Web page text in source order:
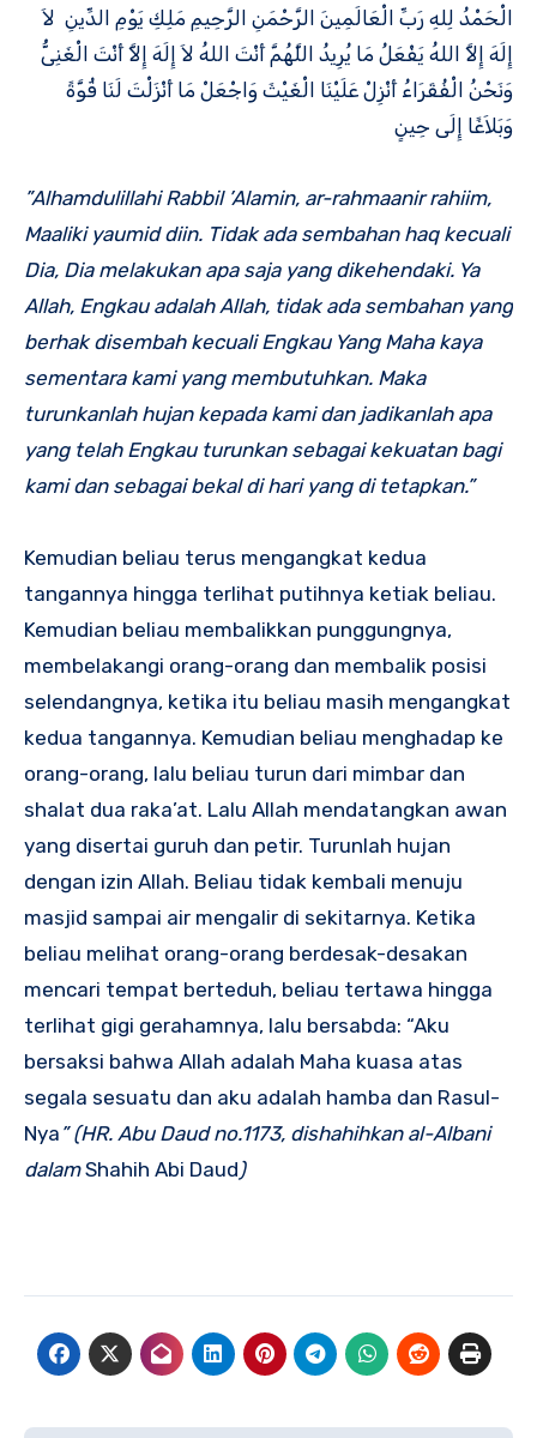
الْحَمْدُ لِلهِ رَبِّ الْعَالَمِينَ الرَّحْمَنِ الرَّحِيمِ مَلِكِ يَوْمِ الدِّينِ لاَ
إِلَهَ إِلاَّ اللهُ يَفْعَلُ مَا يُرِيدُ اللَّهُمَّ أَنْتَ اللهُ لاَ إِلَهَ إِلاَّ أَنْتَ الْغَنِىُّ
وَنَحْنُ الْفُقَرَاءُ أَنْزِلْ عَلَيْنَا الْغَيْثَ وَاجْعَلْ مَا أَنْزَلْتَ لَنَا قُوَّةً
وَبَلاَغًا إِلَى حِينٍ
”Alhamdulillahi Rabbil ’Alamin, ar-rahmaanir rahiim,
Maaliki yaumid diin. Tidak ada sembahan haq kecuali
Dia, Dia melakukan apa saja yang dikehendaki. Ya
Allah, Engkau adalah Allah, tidak ada sembahan yang
berhak disembah kecuali Engkau Yang Maha kaya
sementara kami yang membutuhkan. Maka
turunkanlah hujan kepada kami dan jadikanlah apa
yang telah Engkau turunkan sebagai kekuatan bagi
kami dan sebagai bekal di hari yang di tetapkan.”
Kemudian beliau terus mengangkat kedua
tangannya hingga terlihat putihnya ketiak beliau.
Kemudian beliau membalikkan punggungnya,
membelakangi orang-orang dan membalik posisi
selendangnya, ketika itu beliau masih mengangkat
kedua tangannya. Kemudian beliau menghadap ke
orang-orang, lalu beliau turun dari mimbar dan
shalat dua raka’at. Lalu Allah mendatangkan awan
yang disertai guruh dan petir. Turunlah hujan
dengan izin Allah. Beliau tidak kembali menuju
masjid sampai air mengalir di sekitarnya. Ketika
beliau melihat orang-orang berdesak-desakan
mencari tempat berteduh, beliau tertawa hingga
terlihat gigi gerahamnya, lalu bersabda: “Aku
bersaksi bahwa Allah adalah Maha kuasa atas
segala sesuatu dan aku adalah hamba dan Rasul-
Nya ” (HR. Abu Daud no.1173, dishahihkan al-Albani
dalamShahih Abi Daud)